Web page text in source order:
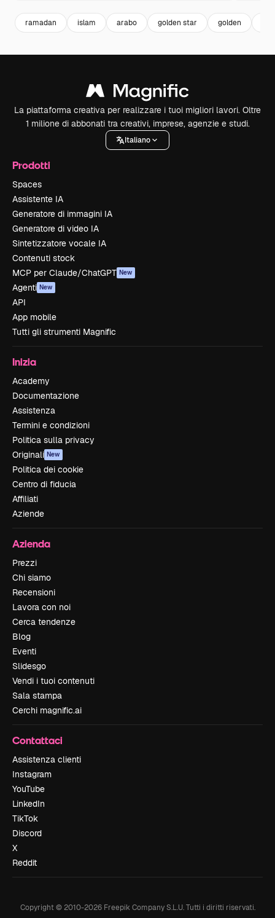
ramadan islam arabo golden star golden
La piattaforma creativa per realizzare i tuoi migliori lavori. Oltre
1 milione di abbonati tra creativi, imprese, agenzie e studi.
Italiano
Prodotti
Spaces
Assistente IA
Generatore di immagini IA
Generatore di video IA
Sintetizzatore vocale IA
Contenuti stock
MCP per Claude/ChatGPT New
Agenti New
API
App mobile
Tutti gli strumenti Magnific
Inizia
Academy
Documentazione
Assistenza
Termini e condizioni
Politica sulla privacy
Originali New
Politica dei cookie
Centro di fiducia
Affiliati
Aziende
Azienda
Prezzi
Chi siamo
Recensioni
Lavora con noi
Cerca tendenze
Blog
Eventi
Slidesgo
Vendi i tuoi contenuti
Sala stampa
Cerchi magnific.ai
Contattaci
Assistenza clienti
Instagram
YouTube
LinkedIn
TikTok
Discord
X
Reddit
Copyright © 2010-2026Freepik Company S.L.U. Tutti i diritti riservati.